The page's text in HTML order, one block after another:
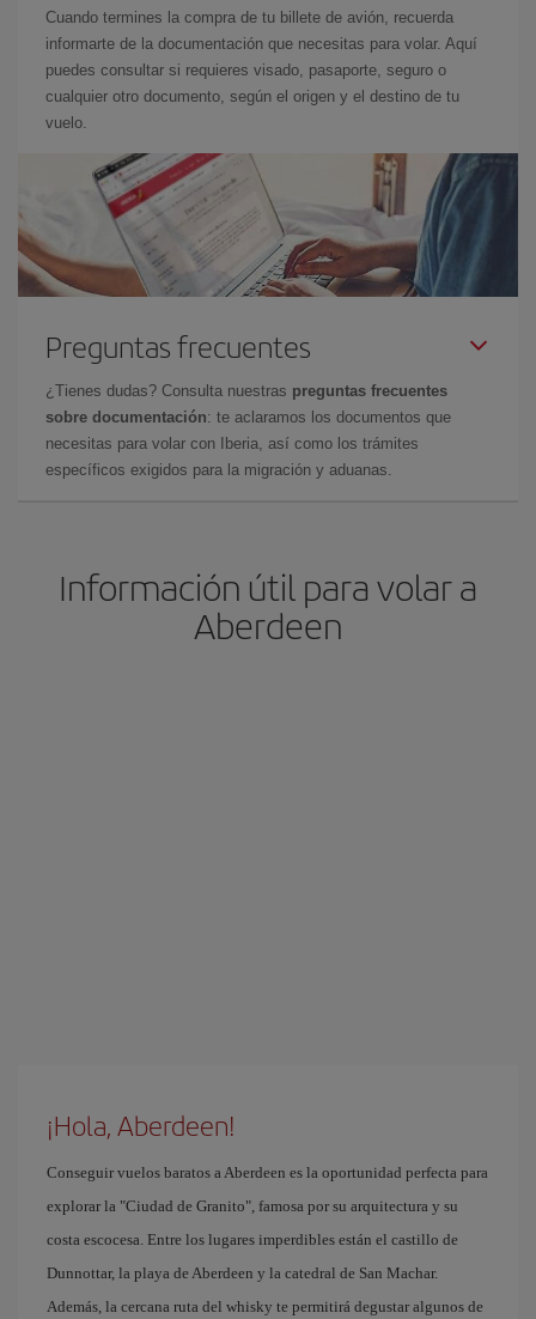
Cuando termines la compra de tu billete de avión, recuerda
informarte de la documentación que necesitas para volar. Aquí
puedes consultar si requieres visado, pasaporte, seguro o
cualquier otro documento, según el origen y el destino de tu
vuelo.
Preguntas frecuentes
¿Tienes dudas? Consulta nuestras preguntas frecuentes
sobre documentación: te aclaramos los documentos que
necesitas para volar con Iberia, así como los trámites
específicos exigidos para la migración y aduanas.
Información útil para volar a
Aberdeen
¡Hola, Aberdeen!
Conseguir vuelos baratos a Aberdeen es la oportunidad perfecta para
explorar la "Ciudad de Granito", famosa por su arquitectura y su
costa escocesa. Entre los lugares imperdibles están el castillo de
Dunnottar, la playa de Aberdeen y la catedral de San Machar.
Además, la cercana ruta del whisky te permitirá degustar algunos de